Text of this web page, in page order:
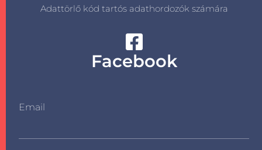
Adattörlő kód tartós adathordozók számára
Facebook
Email